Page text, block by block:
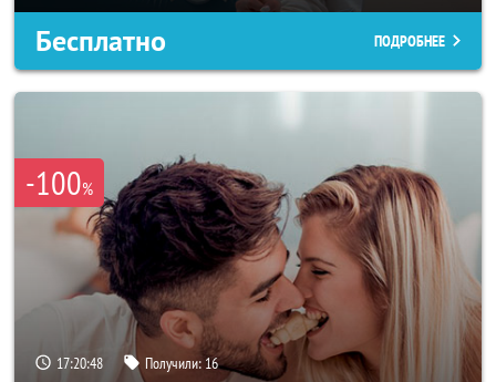
Бесплатно ПОДРОБНЕЕ
-100%
17:20:46 Получили: 16